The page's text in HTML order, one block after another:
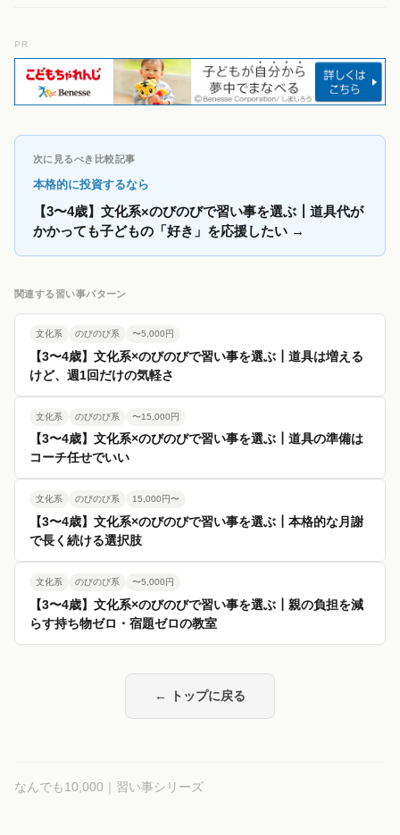
PR
次に見るべき比較記事
本格的に投資するなら
【3〜4歳】文化系×のびのびで習い事を選ぶ┃道具代が
かかっても子どもの「好き」を応援したい →
関連する習い事パターン
文化系 のびのび系 〜5,000円
【3〜4歳】文化系×のびのびで習い事を選ぶ┃道具は増える
けど、週1回だけの気軽さ
文化系 のびのび系 〜15,000円
【3〜4歳】文化系×のびのびで習い事を選ぶ┃道具の準備は
コーチ任せでいい
文化系 のびのび系 15,000円〜
【3〜4歳】文化系×のびのびで習い事を選ぶ┃本格的な月謝
で長く続ける選択肢
文化系 のびのび系 〜5,000円
【3〜4歳】文化系×のびのびで習い事を選ぶ┃親の負担を減
らす持ち物ゼロ・宿題ゼロの教室
← トップに戻る
なんでも10,000｜習い事シリーズ